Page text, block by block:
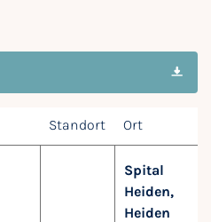
Standort Ort
Spital
Heiden,
Heiden